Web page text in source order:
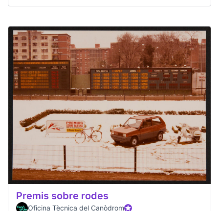
Premis sobre rodes
Oficina Tècnica del CanòdromParticipant oficial